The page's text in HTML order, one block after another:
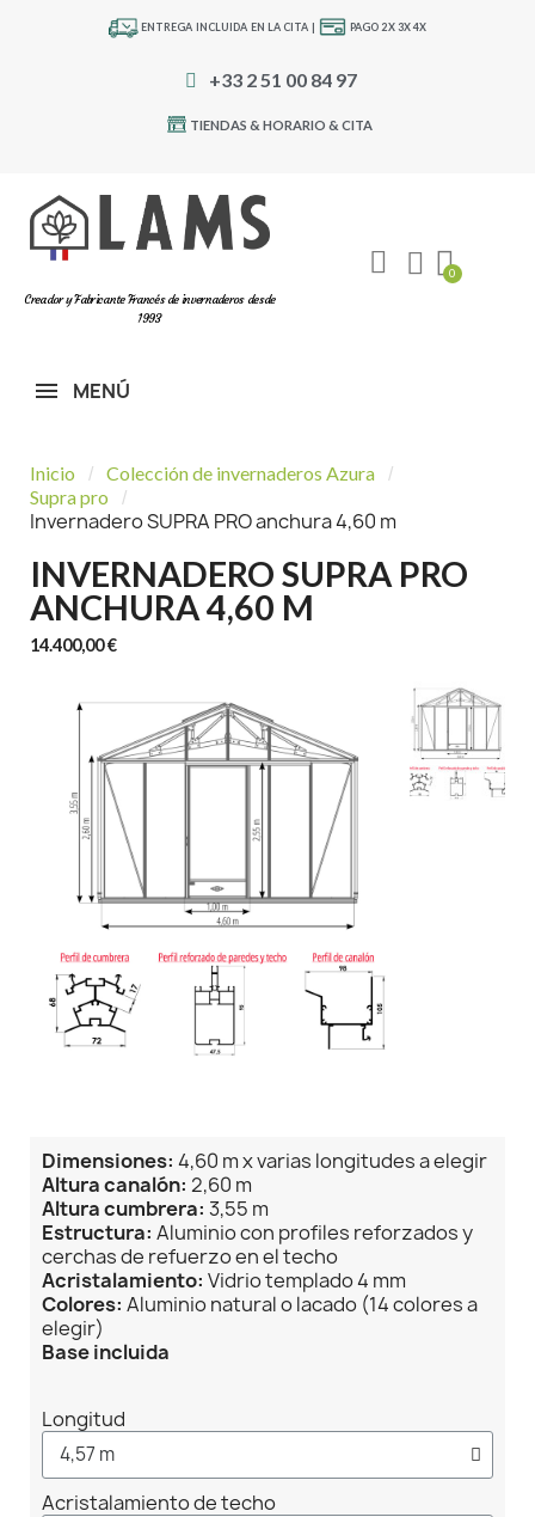
ENTREGA INCLUIDA EN LA CITA | PAGO 2X 3X 4X
+33 2 51 00 84 97
TIENDAS & HORARIO & CITA
Creador y Fabricante Francés de invernaderos desde
1993
MENÚ
Inicio
Colección de invernaderos Azura
Supra pro
Invernadero SUPRA PRO anchura 4,60 m
INVERNADERO SUPRA PRO
ANCHURA 4,60 M
14.400,00 €
Dimensiones: 4,60 m x varias longitudes a elegir
Altura canalón: 2,60 m
Altura cumbrera: 3,55 m
Estructura: Aluminio con profiles reforzados y
cerchas de refuerzo en el techo
Acristalamiento: Vidrio templado 4 mm
Colores: Aluminio natural o lacado (14 colores a
elegir)
Base incluida
Longitud
Acristalamiento de techo